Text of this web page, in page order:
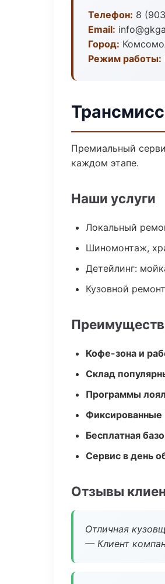
Телефон: 8
Email:
Город:
Режим работы:
Премиальный
каждом этапе.
Наши услуги
Локальный
Шиномонтаж,
Детейлинг:
Кузовной
Кофе-зона и
Склад
Программы
Бесплатная
Сервис в день
Отзывы
Отличная
— Клиент